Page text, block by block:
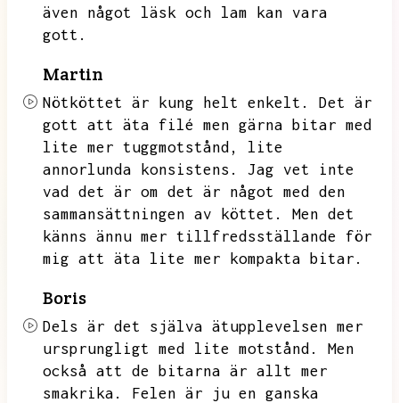
även något läsk och lam kan vara
gott.
Martin
Nötköttet är kung helt enkelt.
Det är
gott att äta filé men gärna bitar med
lite mer tuggmotstånd,
lite
annorlunda konsistens.
Jag vet inte
vad det är om det är något med den
sammansättningen av köttet.
Men det
känns ännu mer tillfredsställande för
mig att äta lite mer kompakta bitar.
Boris
Dels är det själva ätupplevelsen mer
ursprungligt med lite motstånd.
Men
också att de bitarna är allt mer
smakrika.
Felen är ju en ganska